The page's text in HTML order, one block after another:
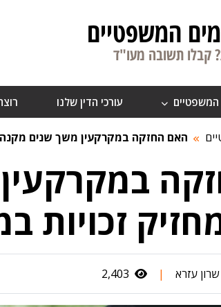
המשפטיים
קבלו תשובה מעו"ד
המשפטיים עורכי הדין שלנו
האם החזקה במקרקעין משך שנים מקנה
זכויות
עזרא |